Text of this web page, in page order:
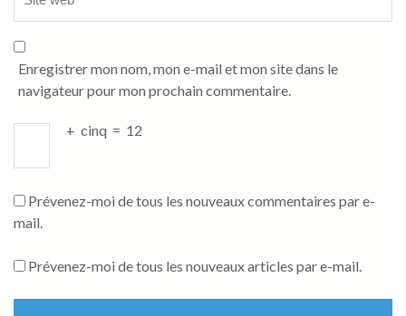
Enregistrer mon nom, mon e-mail et mon site dans le
navigateur pour mon prochain commentaire.
+ cinq = 12
Prévenez-moi de tous les nouveaux commentaires par e-
mail.
Prévenez-moi de tous les nouveaux articles par e-mail.